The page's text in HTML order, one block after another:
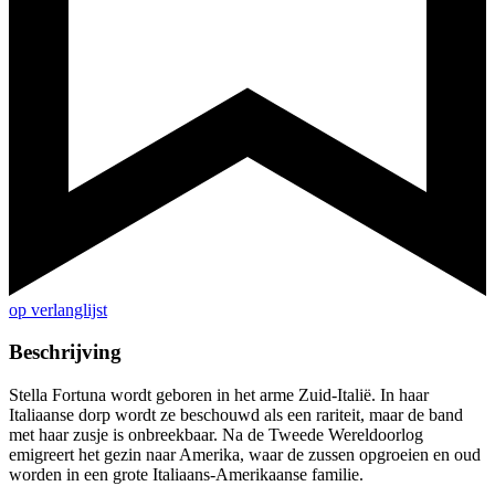
op verlanglijst
Beschrijving
Stella Fortuna wordt geboren in het arme Zuid-Italië. In haar
Italiaanse dorp wordt ze beschouwd als een rariteit, maar de band
met haar zusje is onbreekbaar. Na de Tweede Wereldoorlog
emigreert het gezin naar Amerika, waar de zussen opgroeien en oud
worden in een grote Italiaans-Amerikaanse familie.